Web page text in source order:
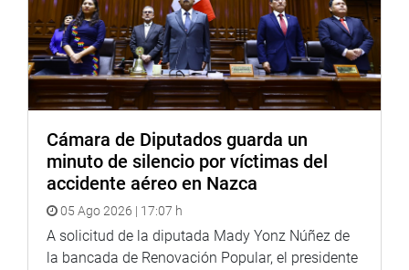
Cámara de Diputados guarda un
minuto de silencio por víctimas del
accidente aéreo en Nazca
05 Ago 2026 | 17:07 h
A solicitud de la diputada Mady Yonz Núñez de
la bancada de Renovación Popular, el presidente